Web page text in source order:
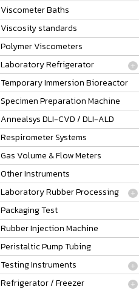
Viscometer Baths
Viscosity standards
Polymer Viscometers
Laboratory Refrigerator
Temporary Immersion Bioreactor
Specimen Preparation Machine
Annealsys DLI-CVD / DLI-ALD
Respirometer Systems
Gas Volume & Flow Meters
Other Instruments
Laboratory Rubber Processing
Packaging Test
Rubber Injection Machine
Peristaltic Pump Tubing
Testing Instruments
Refrigerator / Freezer